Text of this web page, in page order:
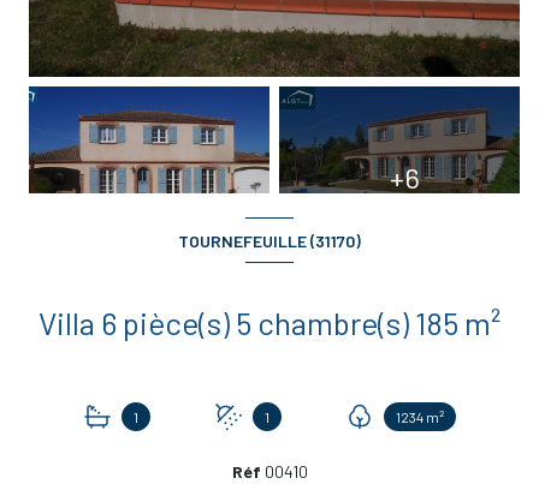
+6
TOURNEFEUILLE (31170)
Villa 6 pièce(s) 5 chambre(s) 185 m²
1 1 1234 m²
Réf 00410